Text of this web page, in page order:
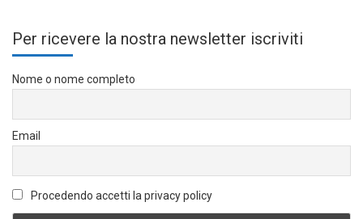
Per ricevere la nostra newsletter iscriviti
Nome o nome completo
Email
Procedendo accetti la privacy policy